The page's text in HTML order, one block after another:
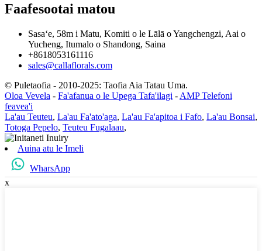
Faafesootai matou
Sasaʻe, 58m i Matu, Komiti o le Lālā o Yangchengzi, Aai o
Yucheng, Itumalo o Shandong, Saina
+8618053161116
sales@callaflorals.com
© Puletaofia - 2010-2025: Taofia Aia Tatau Uma.
Oloa Vevela - Fa'afanua o le Upega Tafa'ilagi - AMP Telefoni
feavea'i
La'au Teuteu, La'au Fa'ato'aga, La'au Fa'apitoa i Fafo, La'au Bonsai,
Totoga Pepelo, Teuteu Fugalaau,
Auina atu le Imeli
WharsApp
x